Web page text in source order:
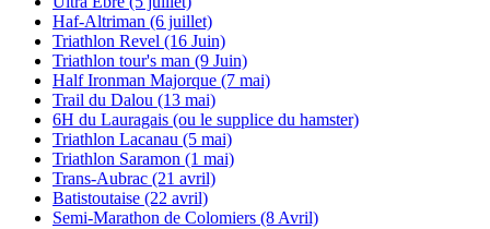
Haf-Altriman (6 juillet)
Triathlon Revel (16 Juin)
Triathlon tour's man (9 Juin)
Half Ironman Majorque (7 mai)
Trail du Dalou (13 mai)
6H du Lauragais (ou le supplice du hamster)
Triathlon Lacanau (5 mai)
Triathlon Saramon (1 mai)
Trans-Aubrac (21 avril)
Batistoutaise (22 avril)
Semi-Marathon de Colomiers (8 Avril)